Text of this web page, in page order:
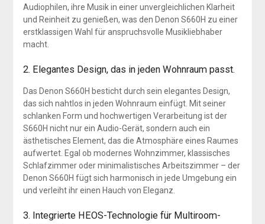
Audiophilen, ihre Musik in einer unvergleichlichen Klarheit
und Reinheit zu genießen, was den Denon S660H zu einer
erstklassigen Wahl für anspruchsvolle Musikliebhaber
macht.
2. Elegantes Design, das in jeden Wohnraum passt.
Das Denon S660H besticht durch sein elegantes Design,
das sich nahtlos in jeden Wohnraum einfügt. Mit seiner
schlanken Form und hochwertigen Verarbeitung ist der
S660H nicht nur ein Audio-Gerät, sondern auch ein
ästhetisches Element, das die Atmosphäre eines Raumes
aufwertet. Egal ob modernes Wohnzimmer, klassisches
Schlafzimmer oder minimalistisches Arbeitszimmer – der
Denon S660H fügt sich harmonisch in jede Umgebung ein
und verleiht ihr einen Hauch von Eleganz.
3. Integrierte HEOS-Technologie für Multiroom-